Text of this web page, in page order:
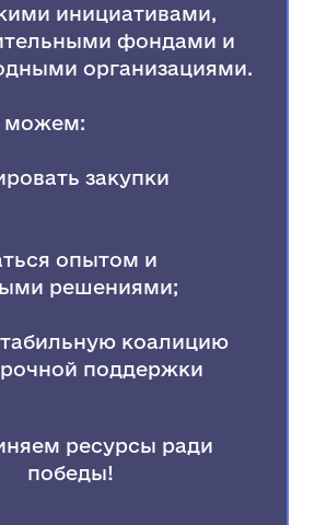
инициативами,
фондами и
организациями.
можем:
закупки
опытом и
решениями;
коалицию
поддержки
ресурсы ради
победы!